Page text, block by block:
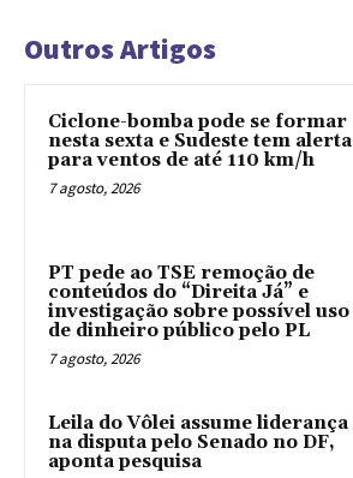
Outros Artigos
Ciclone-bomba pode se formar
nesta sexta e Sudeste tem alerta
para ventos de até 110 km/h
7 agosto, 2026
PT pede ao TSE remoção de
conteúdos do “Direita Já” e
investigação sobre possível uso
de dinheiro público pelo PL
7 agosto, 2026
Leila do Vôlei assume liderança
na disputa pelo Senado no DF,
aponta pesquisa